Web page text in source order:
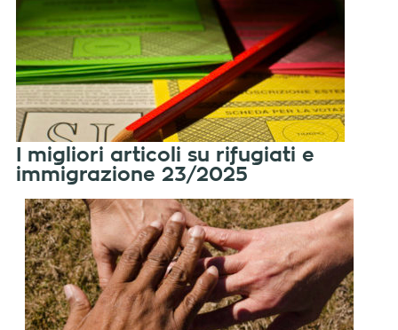
I migliori articoli su rifugiati e
immigrazione 23/2025